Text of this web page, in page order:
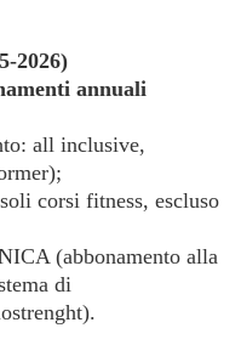
2026)
annuali
all inclusive,
corsi fitness, escluso
(abbonamento alla
di